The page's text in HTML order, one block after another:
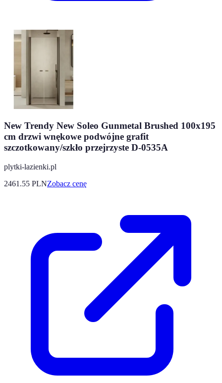
New Trendy New Soleo Gunmetal Brushed 100x195
cm drzwi wnękowe podwójne grafit
szczotkowany/szkło przejrzyste D-0535A
plytki-lazienki.pl
2461.55 PLNZobacz cenę